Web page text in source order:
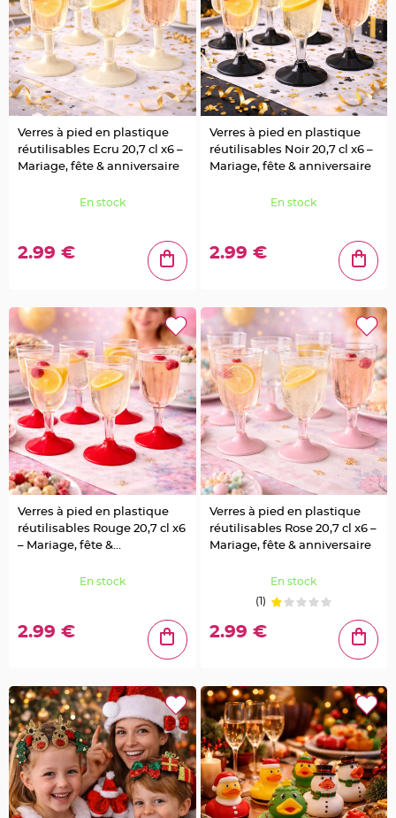
a
r
i
a
g
e
B
o
u
g
e
o
h
o
o
r
e
s
B
o
u
g
i
e
d
é
c
o
r
a
t
i
o
n
e
e
&
V
a
s
e
M
a
r
i
a
g
e
Verres à pied en plastique
réutilisables Ecru 20,7 cl x6 –
Mariage, fête & anniversaire
En stock
2.99 €
Verres à pied en plastique
réutilisables Noir 20,7 cl x6 –
Mariage, fête & anniversaire
En stock
2.99 €
Verres à pied en plastique
réutilisables Rouge 20,7 cl x6
– Mariage, fête &
En stock
2.99 €
Verres à pied en plastique
réutilisables Rose 20,7 cl x6 –
Mariage, fête & anniversaire
(1)
En stock
2.99 €